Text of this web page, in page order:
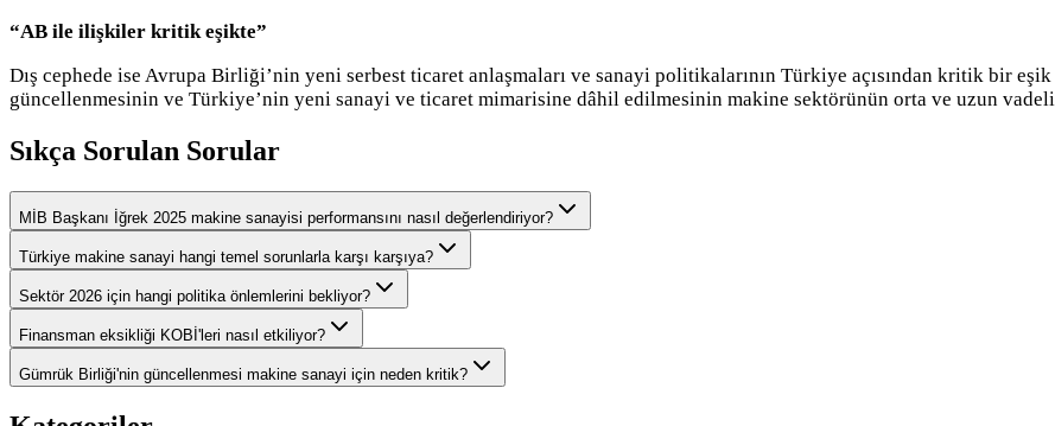
“AB ile ilişkiler kritik eşikte”
Dış cephede ise Avrupa Birliği’nin yeni serbest ticaret anlaşmaları ve sanayi politikalarının Türkiye açısından kritik bir
güncellenmesinin ve Türkiye’nin yeni sanayi ve ticaret mimarisine dâhil edilmesinin makine sektörünün orta ve uzun vadeli
Sıkça Sorulan Sorular
MİB Başkanı İğrek 2025 makine sanayisi performansını nasıl değerlendiriyor?
Türkiye makine sanayi hangi temel sorunlarla karşı karşıya?
Sektör 2026 için hangi politika önlemlerini bekliyor?
Finansman eksikliği KOBİ'leri nasıl etkiliyor?
Gümrük Birliği'nin güncellenmesi makine sanayi için neden kritik?